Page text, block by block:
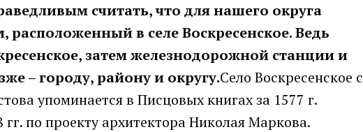
считать, что для нашего округа
расположенный в селе Воскресенское. Ведь
затем железнодорожной станции и
– городу, району и округу.Село Воскресенское с
упоминается в Писцовых книгах за 1577 г.
по проекту архитектора Николая Маркова.